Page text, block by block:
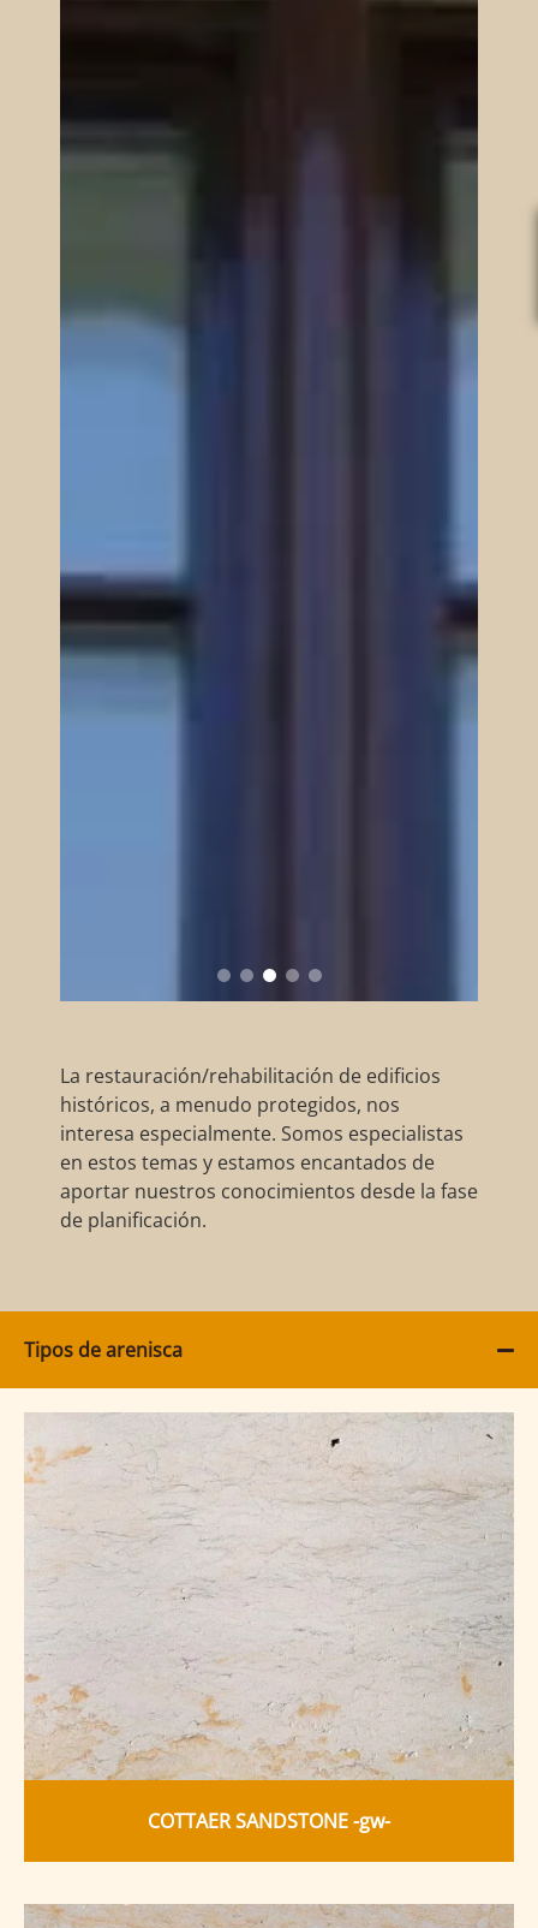
La restauración/rehabilitación de edificios
históricos, a menudo protegidos, nos
interesa especialmente. Somos especialistas
en estos temas y estamos encantados de
aportar nuestros conocimientos desde la fase
de planificación.
Tipos de arenisca
COTTAER SANDSTONE -gw-